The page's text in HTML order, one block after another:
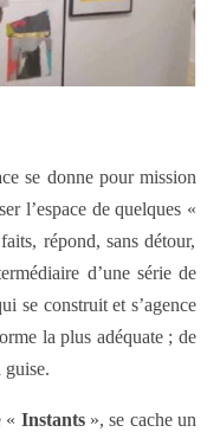
se donne pour mission
l’espace de quelques «
répond, sans détour,
d’une série de
se construit et s’agence
la plus adéquate ; de
guise.
« Instants», se cache un